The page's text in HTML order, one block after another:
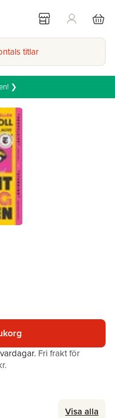
titlar
❯
. Fri frakt för
Visa alla